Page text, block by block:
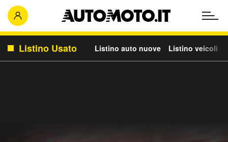
Listino Usato Listino auto nuove Listino veicoli